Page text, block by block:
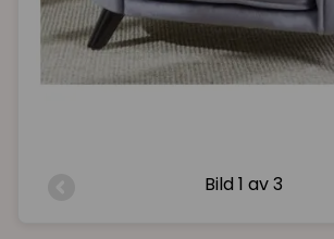
Bild 1 av 3